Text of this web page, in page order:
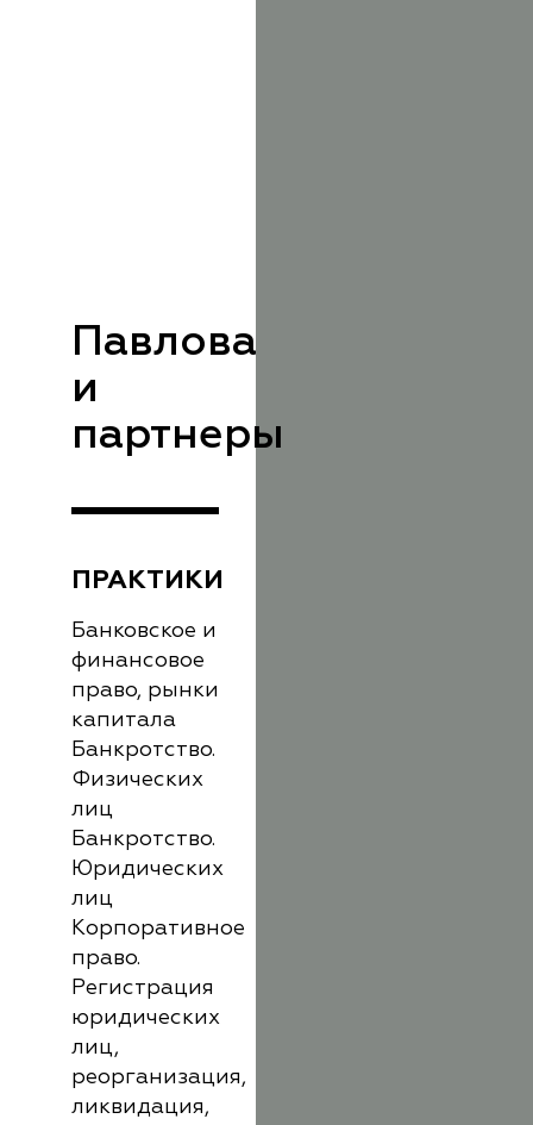
Павлова
и
партнеры
ПРАКТИКИ
Банковское и
финансовое
право, рынки
капитала
Банкротство.
Физических
лиц
Банкротство.
Юридических
лиц
Корпоративное
право.
Регистрация
юридических
лиц,
реорганизация,
ликвидация,